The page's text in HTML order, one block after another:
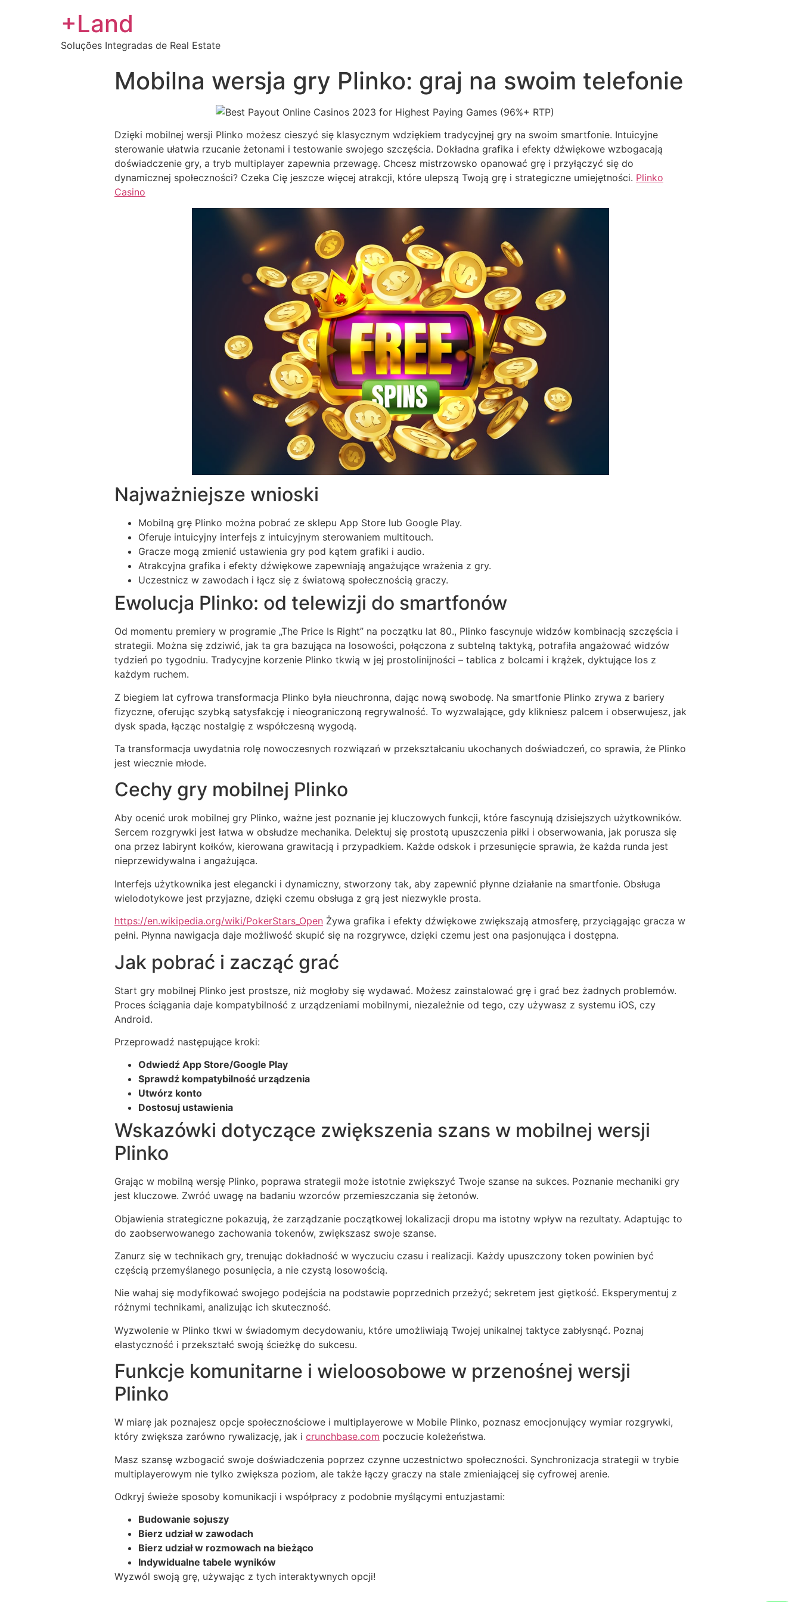
+Land
Soluções Integradas de Real Estate
Mobilna wersja gry Plinko: graj na swoim telefonie
Dzięki mobilnej wersji Plinko możesz cieszyć się klasycznym wdziękiem tradycyjnej gry na swoim smartfonie. Intuicyjne
sterowanie ułatwia rzucanie żetonami i testowanie swojego szczęścia. Dokładna grafika i efekty dźwiękowe wzbogacają
doświadczenie gry, a tryb multiplayer zapewnia przewagę. Chcesz mistrzowsko opanować grę i przyłączyć się do
dynamicznej społeczności? Czeka Cię jeszcze więcej atrakcji, które ulepszą Twoją grę i strategiczne umiejętności. Plinko
Casino
Najważniejsze wnioski
Mobilną grę Plinko można pobrać ze sklepu App Store lub Google Play.
Oferuje intuicyjny interfejs z intuicyjnym sterowaniem multitouch.
Gracze mogą zmienić ustawienia gry pod kątem grafiki i audio.
Atrakcyjna grafika i efekty dźwiękowe zapewniają angażujące wrażenia z gry.
Uczestnicz w zawodach i łącz się z światową społecznością graczy.
Ewolucja Plinko: od telewizji do smartfonów
Od momentu premiery w programie „The Price Is Right” na początku lat 80., Plinko fascynuje widzów kombinacją szczęścia i
strategii. Można się zdziwić, jak ta gra bazująca na losowości, połączona z subtelną taktyką, potrafiła angażować widzów
tydzień po tygodniu. Tradycyjne korzenie Plinko tkwią w jej prostolinijności – tablica z bolcami i krążek, dyktujące los z
każdym ruchem.
Z biegiem lat cyfrowa transformacja Plinko była nieuchronna, dając nową swobodę. Na smartfonie Plinko zrywa z bariery
fizyczne, oferując szybką satysfakcję i nieograniczoną regrywalność. To wyzwalające, gdy klikniesz palcem i obserwujesz, jak
dysk spada, łącząc nostalgię z współczesną wygodą.
Ta transformacja uwydatnia rolę nowoczesnych rozwiązań w przekształcaniu ukochanych doświadczeń, co sprawia, że Plinko
jest wiecznie młode.
Cechy gry mobilnej Plinko
Aby ocenić urok mobilnej gry Plinko, ważne jest poznanie jej kluczowych funkcji, które fascynują dzisiejszych użytkowników.
Sercem rozgrywki jest łatwa w obsłudze mechanika. Delektuj się prostotą upuszczenia piłki i obserwowania, jak porusza się
ona przez labirynt kołków, kierowana grawitacją i przypadkiem. Każde odskok i przesunięcie sprawia, że każda runda jest
nieprzewidywalna i angażująca.
Interfejs użytkownika jest elegancki i dynamiczny, stworzony tak, aby zapewnić płynne działanie na smartfonie. Obsługa
wielodotykowe jest przyjazne, dzięki czemu obsługa z grą jest niezwykle prosta.
https://en.wikipedia.org/wiki/PokerStars_Open Żywa grafika i efekty dźwiękowe zwiększają atmosferę, przyciągając gracza w
pełni. Płynna nawigacja daje możliwość skupić się na rozgrywce, dzięki czemu jest ona pasjonująca i dostępna.
Jak pobrać i zacząć grać
Start gry mobilnej Plinko jest prostsze, niż mogłoby się wydawać. Możesz zainstalować grę i grać bez żadnych problemów.
Proces ściągania daje kompatybilność z urządzeniami mobilnymi, niezależnie od tego, czy używasz z systemu iOS, czy
Android.
Przeprowadź następujące kroki:
Odwiedź App Store/Google Play
Sprawdź kompatybilność urządzenia
Utwórz konto
Dostosuj ustawienia
Wskazówki dotyczące zwiększenia szans w mobilnej wersji
Plinko
Grając w mobilną wersję Plinko, poprawa strategii może istotnie zwiększyć Twoje szanse na sukces. Poznanie mechaniki gry
jest kluczowe. Zwróć uwagę na badaniu wzorców przemieszczania się żetonów.
Objawienia strategiczne pokazują, że zarządzanie początkowej lokalizacji dropu ma istotny wpływ na rezultaty. Adaptując to
do zaobserwowanego zachowania tokenów, zwiększasz swoje szanse.
Zanurz się w technikach gry, trenując dokładność w wyczuciu czasu i realizacji. Każdy upuszczony token powinien być
częścią przemyślanego posunięcia, a nie czystą losowością.
Nie wahaj się modyfikować swojego podejścia na podstawie poprzednich przeżyć; sekretem jest giętkość. Eksperymentuj z
różnymi technikami, analizując ich skuteczność.
Wyzwolenie w Plinko tkwi w świadomym decydowaniu, które umożliwiają Twojej unikalnej taktyce zabłysnąć. Poznaj
elastyczność i przekształć swoją ścieżkę do sukcesu.
Funkcje komunitarne i wieloosobowe w przenośnej wersji
Plinko
W miarę jak poznajesz opcje społecznościowe i multiplayerowe w Mobile Plinko, poznasz emocjonujący wymiar rozgrywki,
który zwiększa zarówno rywalizację, jak i crunchbase.com poczucie koleżeństwa.
Masz szansę wzbogacić swoje doświadczenia poprzez czynne uczestnictwo społeczności. Synchronizacja strategii w trybie
multiplayerowym nie tylko zwiększa poziom, ale także łączy graczy na stale zmieniającej się cyfrowej arenie.
Odkryj świeże sposoby komunikacji i współpracy z podobnie myślącymi entuzjastami:
Budowanie sojuszy
Bierz udział w zawodach
Bierz udział w rozmowach na bieżąco
Indywidualne tabele wyników
Wyzwól swoją grę, używając z tych interaktywnych opcji!